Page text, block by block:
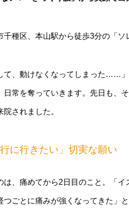
千種区、本山駅から徒歩3分の「ソ
て、動けなくなってしまった……
日常を奪っていきます。先日も、
院されました。
行に行きたい」切実な願い
は、痛めてから2日目のこと。「
ごとに痛みが強くなってきた」と